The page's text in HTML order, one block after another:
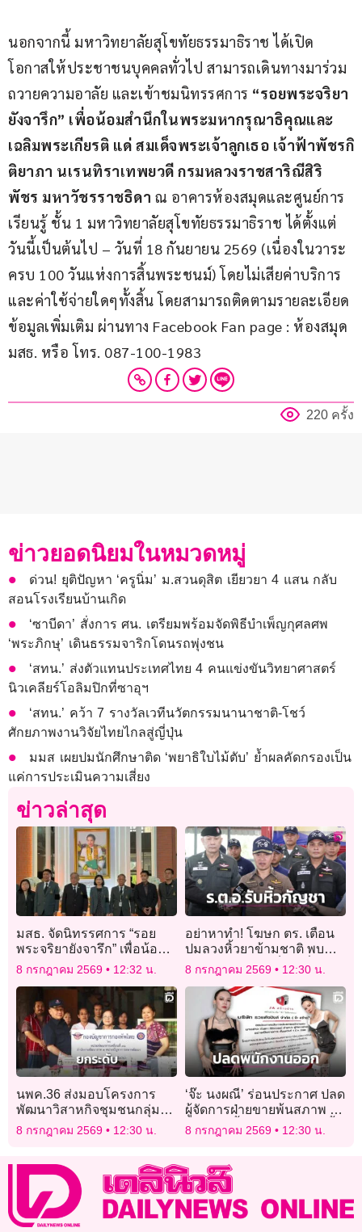
นอกจากนี้ มหาวิทยาลัยสุโขทัยธรรมาธิราช ได้เปิด
โอกาสให้ประชาชนบุคคลทั่วไป สามารถเดินทางมาร่วม
ถวายความอาลัย และเข้าชมนิทรรศการ “รอยพระจริยา
ยังจารึก” เพื่อน้อมสำนึกในพระมหากรุณาธิคุณและ
เฉลิมพระเกียรติ แด่ สมเด็จพระเจ้าลูกเธอ เจ้าฟ้าพัชรกิ
ติยาภา นเรนทิราเทพยวดี กรมหลวงราชสาริณีสิริ
พัชร มหาวัชรราชธิดา ณ อาคารห้องสมุดและศูนย์การ
เรียนรู้ ชั้น 1 มหาวิทยาลัยสุโขทัยธรรมาธิราช ได้ตั้งแต่
วันนี้เป็นต้นไป – วันที่ 18 กันยายน 2569 (เนื่องในวาระ
ครบ 100 วันแห่งการสิ้นพระชนม์) โดยไม่เสียค่าบริการ
และค่าใช้จ่ายใดๆทั้งสิ้น โดยสามารถติดตามรายละเอียด
ข้อมูลเพิ่มเติม ผ่านทาง Facebook Fan page : ห้องสมุด
มสธ. หรือ โทร. 087-100-1983
220 ครั้ง
ข่าวยอดนิยมในหมวดหมู่
ด่วน! ยุติปัญหา ‘ครูนิ่ม’ ม.สวนดุสิต เยียวยา 4 แสน กลับ
สอนโรงเรียนบ้านเกิด
‘ซาบีดา’ สั่งการ ศน. เตรียมพร้อมจัดพิธีบำเพ็ญกุศลศพ
‘พระภิกษุ’ เดินธรรมจาริกโดนรถพุ่งชน
‘สทน.’ ส่งตัวแทนประเทศไทย 4 คนแข่งขันวิทยาศาสตร์
นิวเคลียร์โอลิมปิกที่ซาอุฯ
‘สทน.’ คว้า 7 รางวัลเวทีนวัตกรรมนานาชาติ-โชว์
ศักยภาพงานวิจัยไทยไกลสู่ญี่ปุ่น
มมส เผยปมนักศึกษาติด ‘พยาธิใบไม้ตับ’ ย้ำผลคัดกรองเป็น
แค่การประเมินความเสี่ยง
ข่าวล่าสุด
มสธ. จัดนิทรรศการ “รอย
พระจริยายังจารึก” เพื่อน้อม
สำนึกในพระมหากรุณาธิคุณ
และเฉลิมพระเกียรติ แด่ เจ้า
ฟ้าพัชรกิติยาภาฯ
8 กรกฎาคม 2569 12:32 น.
อย่าหาทำ! โฆษก ตร. เตือน
ปมลวงหิ้วยาข้ามชาติ พบ
‘ร.ต.อ.หญิง’ ตกเป็นเหยื่อ
8 กรกฎาคม 2569 12:30 น.
นพค.36 ส่งมอบโครงการ
พัฒนาวิสาหกิจชุมชนกลุ่ม
สตรีทอผ้าบ้านโป่ง มุ่งยก
ระดับคุณภาพชีวิตชาว
8 กรกฎาคม 2569 12:30 น.
‘จ๊ะ นงผณี’ ร่อนประกาศ ปลด
ผู้จัดการฝ่ายขายพ้นสภาพ ย้ำ
หลังจากนี้จะไม่รับผิดชอบทั้ง
8 กรกฎาคม 2569 12:30 น.